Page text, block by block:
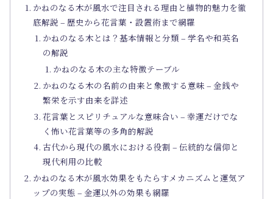
かねのなる木が風水で注目される理由と植物的魅力を徹
底解説 – 歴史から花言葉・設置術まで網羅
かねのなる木とは？基本情報と分類 – 学名や和英名
の解説
かねのなる木の主な特徴テーブル
かねのなる木の名前の由来と象徴する意味 – 金銭や
繁栄を示す由来を詳述
花言葉とスピリチュアルな意味合い – 幸運だけでな
く怖い花言葉等の多角的解説
古代から現代の風水における役割 – 伝統的な信仰と
現代利用の比較
かねのなる木が風水効果をもたらすメカニズムと運気ア
ップの実態 – 金運以外の効果も網羅